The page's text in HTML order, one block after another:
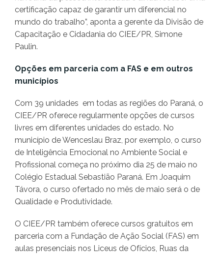
certificação capaz de garantir um diferencial no
mundo do trabalho”, aponta a gerente da Divisão de
Capacitação e Cidadania do CIEE/PR, Simone
Paulin.
Opções em parceria com a FAS e em outros
municípios
Com 39 unidades em todas as regiões do Paraná, o
CIEE/PR oferece regularmente opções de cursos
livres em diferentes unidades do estado. No
município de Wenceslau Braz, por exemplo, o curso
de Inteligência Emocional no Ambiente Social e
Profissional começa no próximo dia 25 de maio no
Colégio Estadual Sebastião Paraná. Em Joaquim
Távora, o curso ofertado no mês de maio será o de
Qualidade e Produtividade.
O CIEE/PR também oferece cursos gratuitos em
parceria com a Fundação de Ação Social (FAS) em
aulas presenciais nos Liceus de Ofícios, Ruas da